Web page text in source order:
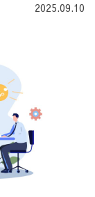
2025.09.10